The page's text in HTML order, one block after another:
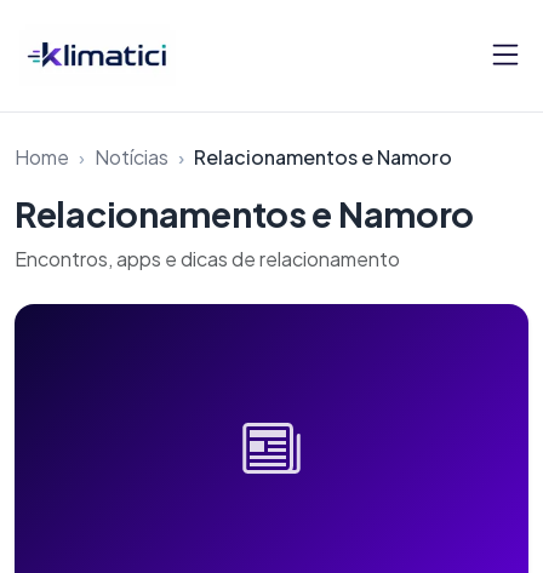
Home Notícias Relacionamentos e Namoro
Relacionamentos e Namoro
Encontros, apps e dicas de relacionamento